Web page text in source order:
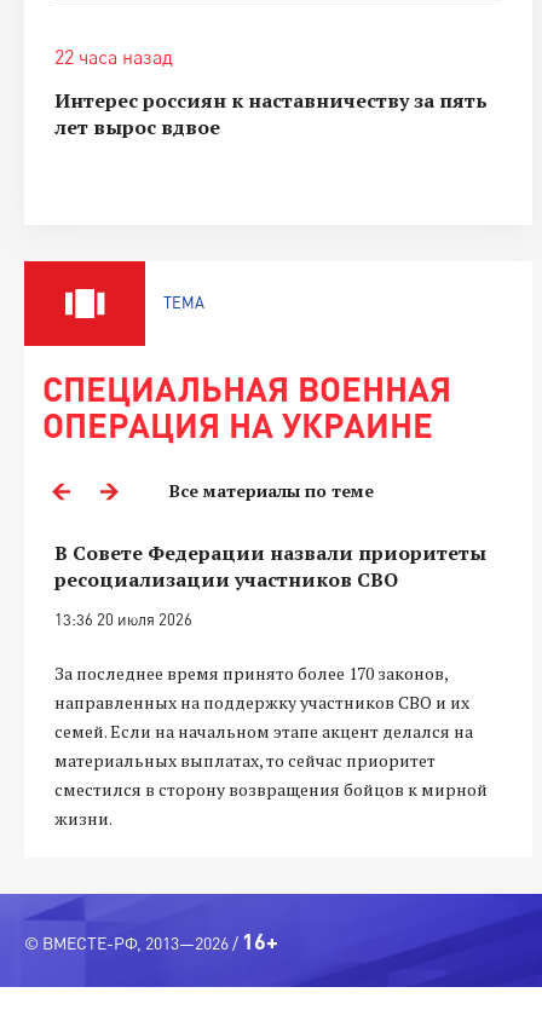
22 часа назад
Интерес россиян к наставничеству за пять
лет вырос вдвое
ТЕМА
СПЕЦИАЛЬНАЯ ВОЕННАЯ
ОПЕРАЦИЯ НА УКРАИНЕ
Все материалы по теме
В Совете Федерации назвали приоритеты
ресоциализации участников СВО
13:36 20 июля 2026
За последнее время принято более 170 законов,
направленных на поддержку участников СВО и их
семей. Если на начальном этапе акцент делался на
материальных выплатах, то сейчас приоритет
сместился в сторону возвращения бойцов к мирной
жизни.
© ВМЕСТЕ-РФ, 2013—2026 / 16+